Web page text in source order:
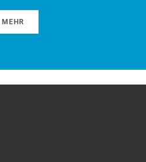
MEHR